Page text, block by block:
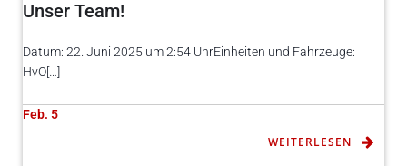
Unser Team!
Datum: 22. Juni 2025 um 2:54 UhrEinheiten und Fahrzeuge:
HvO[…]
Feb. 5
WEITERLESEN